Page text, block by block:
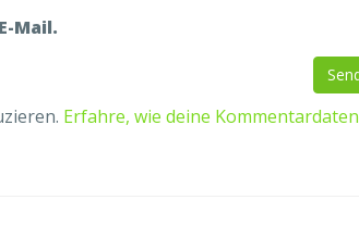
Mail.
Erfahre, wie deine Kommentardaten